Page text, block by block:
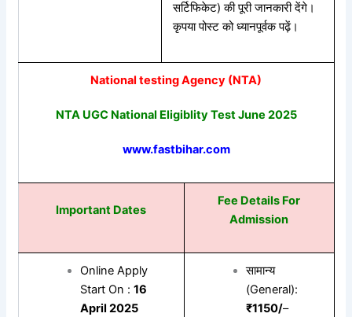
सर्टिफिकेट) की पूरी जानकारी देंगे।
कृपया पोस्ट को ध्यानपूर्वक पढ़ें।
National testing Agency (NTA)
NTA UGC National Eligiblity Test June 2025
www.fastbihar.com
Important Dates
Fee Details For
Admission
Online Apply
Start On : 16
April 2025
सामान्य
(General):
₹1150/–